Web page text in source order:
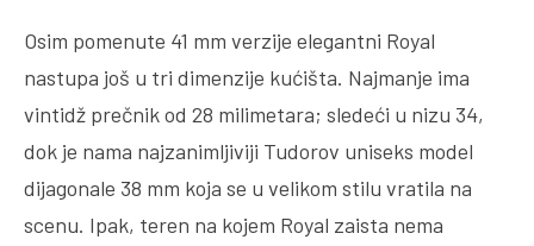
Osim pomenute 41 mm verzije elegantni Royal
nastupa još u tri dimenzije kućišta. Najmanje ima
vintidž prečnik od 28 milimetara; sledeći u nizu 34,
dok je nama najzanimljiviji Tudorov uniseks model
dijagonale 38 mm koja se u velikom stilu vratila na
scenu. Ipak, teren na kojem Royal zaista nema